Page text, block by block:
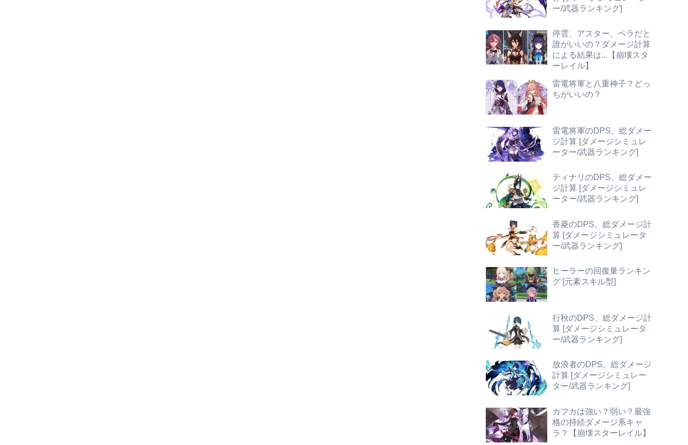
ー/武器ランキング]
停雲、アスター、ペラだと
誰がいいの？ダメージ計算
による結果は...【崩壊スタ
ーレイル】
雷電将軍と八重神子？どっ
ちがいいの？
雷電将軍のDPS、総ダメー
ジ計算 [ダメージシミュレ
ーター/武器ランキング]
ティナリのDPS、総ダメー
ジ計算 [ダメージシミュレ
ーター/武器ランキング]
香菱のDPS、総ダメージ計
算 [ダメージシミュレータ
ー/武器ランキング]
ヒーラーの回復量ランキン
グ [元素スキル型]
行秋のDPS、総ダメージ計
算 [ダメージシミュレータ
ー/武器ランキング]
放浪者のDPS、総ダメージ
計算 [ダメージシミュレー
ター/武器ランキング]
カフカは強い？弱い？最強
格の持続ダメージ系キャ
ラ？【崩壊スターレイル】